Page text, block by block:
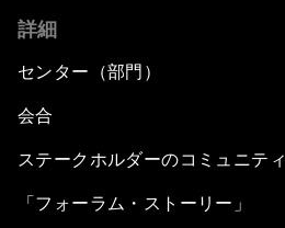
詳細
センター（部門）
会合
ステークホルダーのコミュニティ
「フォーラム・ストーリー」